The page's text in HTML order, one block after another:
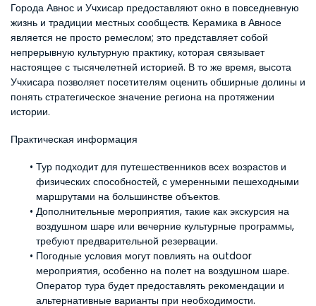
Города Авнос и Учхисар предоставляют окно в повседневную
жизнь и традиции местных сообществ. Керамика в Авносе
является не просто ремеслом; это представляет собой
непрерывную культурную практику, которая связывает
настоящее с тысячелетней историей. В то же время, высота
Учхисара позволяет посетителям оценить обширные долины и
понять стратегическое значение региона на протяжении
истории.
Практическая информация
Тур подходит для путешественников всех возрастов и
физических способностей, с умеренными пешеходными
маршрутами на большинстве объектов.
Дополнительные мероприятия, такие как экскурсия на
воздушном шаре или вечерние культурные программы,
требуют предварительной резервации.
Погодные условия могут повлиять на outdoor
мероприятия, особенно на полет на воздушном шаре.
Оператор тура будет предоставлять рекомендации и
альтернативные варианты при необходимости.